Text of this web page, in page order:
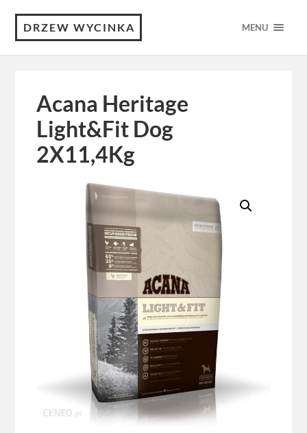
DRZEW WYCINKA MENU
Acana Heritage
Light&Fit Dog
2X11,4Kg